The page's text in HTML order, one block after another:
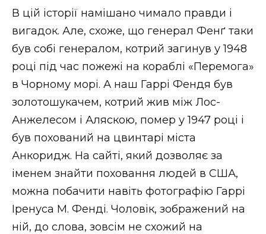
В цій історії намішано чимало правди і
вигадок. Але, схоже, що генерал Фенґ таки
був собі генералом, котрий загинув у 1948
році під час пожежі на кораблі «Перемога»
в Чорному морі. А наш Гаррі Фендя був
золотошукачем, котрий жив між Лос-
Анжелесом і Аляскою, помер у 1947 році і
був похований на цвинтарі міста
Анкоридж. На сайті, який дозволяє за
іменем знайти поховання людей в США,
можна побачити навіть фотографію Гаррі
Іренуса М. Фенді. Чоловік, зображений на
ній, до слова, зовсім не схожий на